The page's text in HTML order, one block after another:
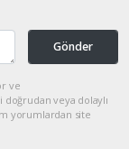
Gönder
ve
doğrudan veya dolaylı
yorumlardan site